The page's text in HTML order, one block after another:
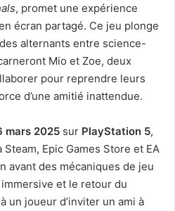
, promet une expérience
écran partagé. Ce jeu plonge
alternants entre science-
Mio et Zoe, deux
pour reprendre leurs
d’une amitié inattendue.
mars 2025 sur PlayStation 5,
Steam, Epic Games Store et EA
avant des mécaniques de jeu
et le retour du
un joueur d’inviter un ami à